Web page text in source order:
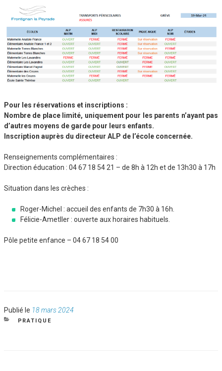
Pour les réservations et inscriptions :
Nombre de place limité, uniquement pour les parents n’ayant pas
d’autres moyens de garde pour leurs enfants.
Inscription auprès du directeur ALP de l’école concernée.
Renseignements complémentaires :
Direction éducation : 04 67 18 54 21 – de 8h à 12h et de 13h30 à 17h
Situation dans les crèches :
Roger-Michel : accueil des enfants de 7h30 à 16h.
Félicie-Ametller : ouverte aux horaires habituels.
Pôle petite enfance – 04 67 18 54 00
Publié le Publié
le
18 mars 2024
CATÉGORIES
PRATIQUE